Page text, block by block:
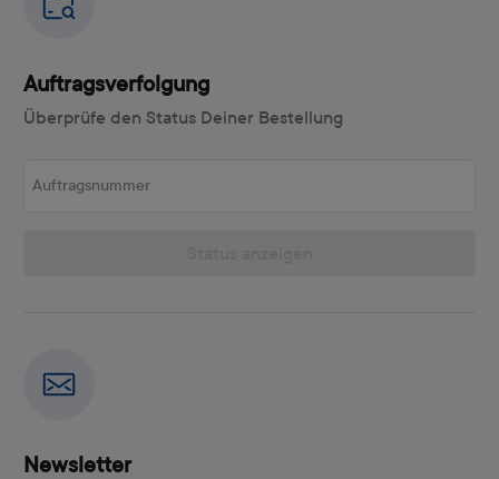
Auftragsverfolgung
Überprüfe den Status Deiner Bestellung
Newsletter